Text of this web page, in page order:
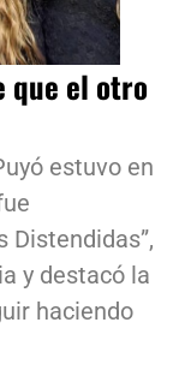
que el otro
estuvo en
Distendidas”,
y destacó la
haciendo